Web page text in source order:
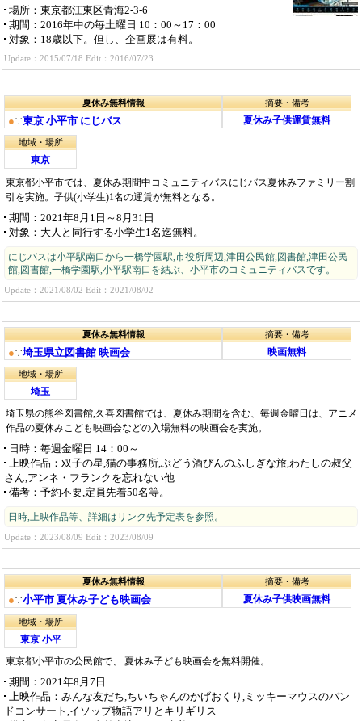
場所 ：東京都江東区青海2-3-6
期間 ：2016年中の毎土曜日 10：00～17：00
対象 ：18歳以下。但し、企画展は有料。
Update：2015/07/18 Edit：2016/07/23
夏休み無料情報
●∵東京 小平市 にじバス
摘要・備考
夏休み子供運賃無料
地域・場所
東京
東京都小平市では、夏休み期間中コミュニティバスにじバス夏休みファミリー割
引を実施。子供(小学生)1名の運賃が無料となる。
期間 ：2021年8月1日～8月31日
対象 ：大人と同行する小学生1名迄無料。
にじバスは小平駅南口から一橋学園駅,市役所周辺,津田公民館,図書館,津田公民
館,図書館,一橋学園駅,小平駅南口を結ぶ、小平市のコミュニティバスです。
Update：2021/08/02 Edit：2021/08/02
夏休み無料情報
●∵埼玉県立図書館 映画会
摘要・備考
映画無料
地域・場所
埼玉
埼玉県の熊谷図書館,久喜図書館では、夏休み期間を含む、毎週金曜日は、アニメ
作品の夏休みこども映画会などの入場無料の映画会を実施。
日時 ：毎週金曜日 14：00～
上映作品 ：双子の星,猫の事務所,ぶどう酒びんのふしぎな旅,わたしの叔父
さん,アンネ・フランクを忘れない他
備考 ：予約不要,定員先着50名等。
日時,上映作品等、詳細はリンク先予定表を参照。
Update：2023/08/09 Edit：2023/08/09
夏休み無料情報
●∵小平市 夏休み子ども映画会
摘要・備考
夏休み子供映画無料
地域・場所
東京 小平
東京都小平市の公民館で、 夏休み子ども映画会を無料開催。
期間 ：2021年8月7日
上映作品 ：みんな友だち,ちいちゃんのかげおくり,ミッキーマウスのバン
ドコンサート,イソップ物語アリとキリギリス